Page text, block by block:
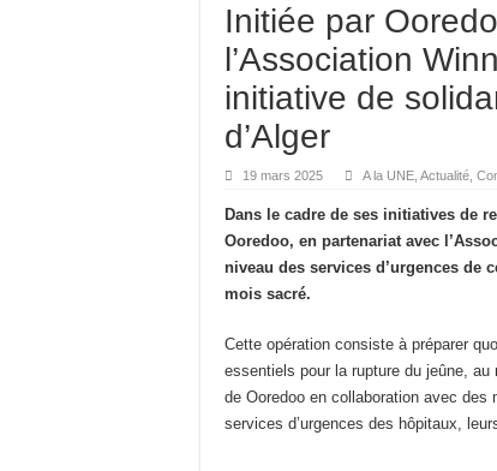
Initiée par
l’Association
initiative de
d’Alger
19 mars 2025 A la UNE Actualité
Dans le cadre de ses initiatives de
Ooredoo, en partenariat avec
niveau des services d’urgences de
mois sacré.
Cette opération consiste à préparer
essentiels pour la rupture du jeûne,
de Ooredoo en collaboration avec des
services d’urgences des hôpitaux,